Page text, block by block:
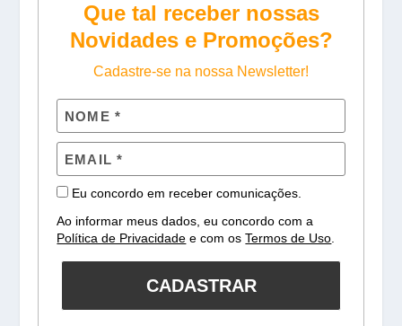
Que tal receber nossas
Novidades e Promoções?
Cadastre-se na nossa Newsletter!
Eu concordo em receber comunicações.
Ao informar meus dados, eu concordo com a
Política de Privacidade e com osTermos de Uso
CADASTRAR